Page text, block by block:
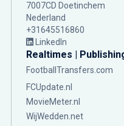
7007CD Doetinchem
Nederland
+31645516860
LinkedIn
Realtimes |
FootballTransfers.com
FCUpdate.nl
MovieMeter.nl
WijWedden.net